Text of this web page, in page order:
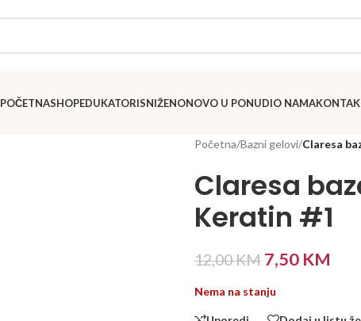
POČETNASHOPEDUKATORISNIŽENONOVO U PONUDIO NAMA
Početna/Bazni gelovi/Claresa
Claresa
Keratin #1
12,00KM 7,50 KM
Nema na stanju